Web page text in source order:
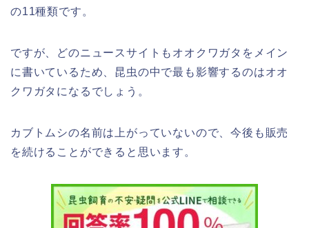
の11種類です。
ですが、どのニュースサイトもオオクワガタをメイン
に書いているため、昆虫の中で最も影響するのはオオ
クワガタになるでしょう。
カブトムシの名前は上がっていないので、今後も販売
を続けることができると思います。